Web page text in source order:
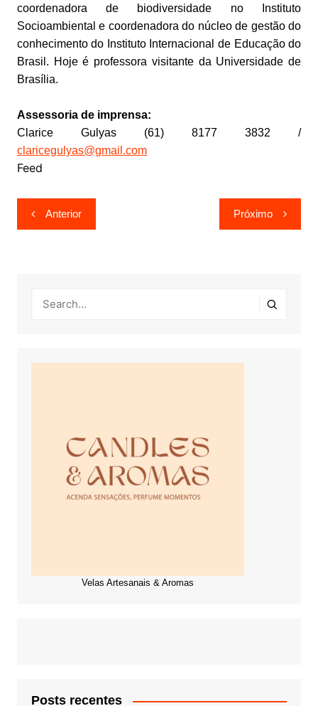
coordenadora de biodiversidade no Instituto
Socioambiental e coordenadora do núcleo de gestão do
conhecimento do Instituto Internacional de Educação do
Brasil. Hoje é professora visitante da Universidade de
Brasília.
Assessoria de imprensa:
Clarice Gulyas (61) 8177 3832 /
claricegulyas@gmail.com
Feed
Navegação
de
Anterior Próximo
Velas Artesanais & Aromas
Posts recentes